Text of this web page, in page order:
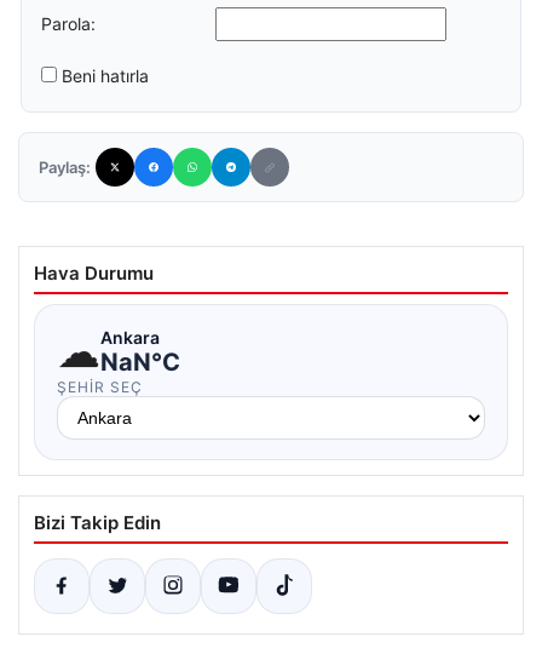
Parola:
Beni hatırla
Paylaş:
Hava Durumu
☁Ankara
NaN°C
ŞEHIR SEÇ
Bizi Takip Edin